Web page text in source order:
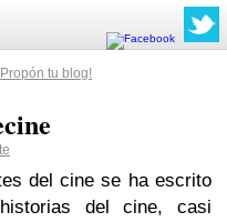
tu blog!
del cine se ha escrito
del cine, casi